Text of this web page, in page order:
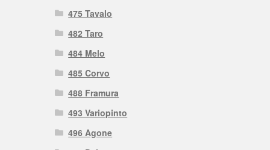
475 Tavalo
482 Taro
484 Melo
485 Corvo
488 Framura
493 Variopinto
496 Agone